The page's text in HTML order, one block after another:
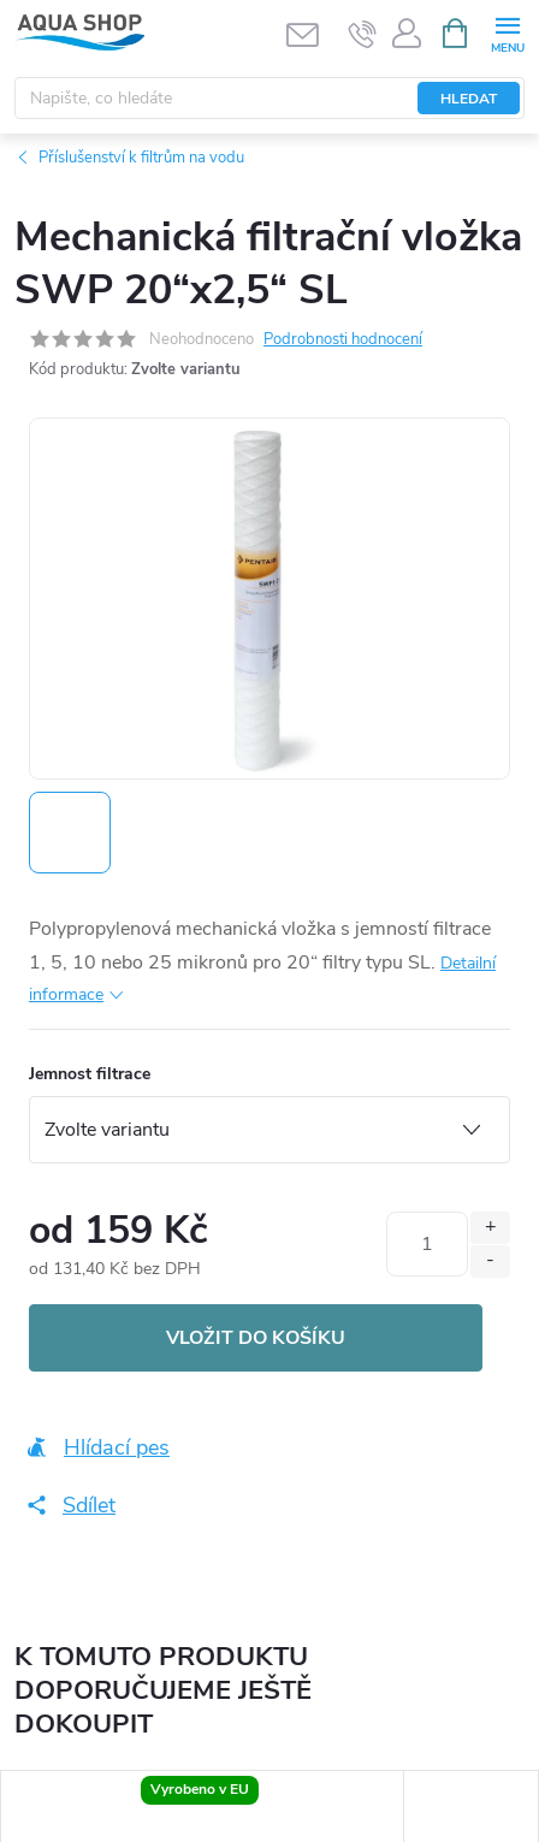
Přejít
na
obsah
HLEDAT
NÁKUPNÍ
KOŠÍK
Příslušenství k filtrům na vodu
Mechanická filtrační vložka
SWP 20“x2,5“ SL
Neohodnoceno Podrobnosti hodnocení
Kód produktu: Zvolte variantu
Polypropylenová mechanická vložka s jemností filtrace
1, 5, 10 nebo 25 mikronů pro 20“ filtry typu SL. Detailní
informace
Jemnost filtrace
od 159 Kč
od 131,40 Kč bez DPH
VLOŽIT DO KOŠÍKU
Hlídací pes
Sdílet
K TOMUTO PRODUKTU
DOPORUČUJEME JEŠTĚ
DOKOUPIT
Vyrobeno v EU